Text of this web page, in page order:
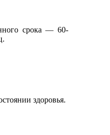
срока — 60-
здоровья.